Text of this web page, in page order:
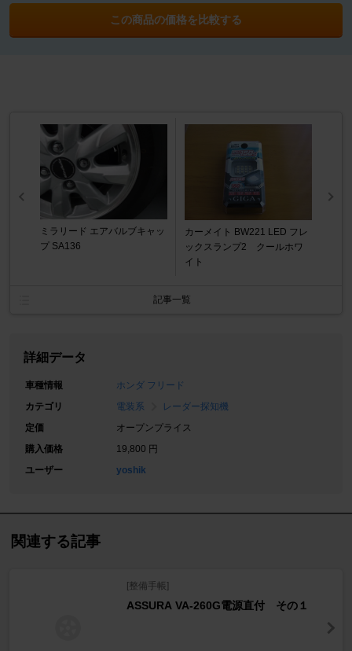
この商品の価格を比較する
ミラリード エアバルブキャッ
プ SA136
カーメイト BW221 LED フレ
ックスランプ2 クールホワ
イト
記事一覧
詳細データ
車種情報
ホンダ フリード
カテゴリ
電装系
レーダー探知機
定価
オープンプライス
購入価格
19,800 円
ユーザー
yoshik
関連する記事
[整備手帳]
ASSURA VA-260G電源直付 その１